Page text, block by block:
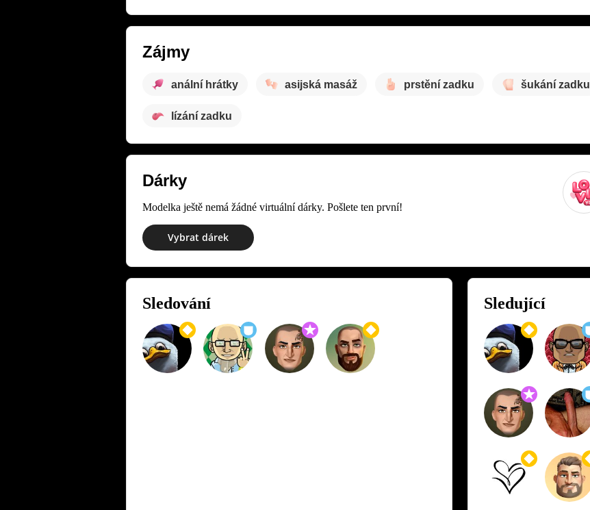
Zájmy
anální hrátky asijská masáž prstění zadku šukání zadku
lízání zadku
Dárky
Modelka ještě nemá žádné virtuální dárky. Pošlete ten první!
Vybrat dárek
Sledování Sledující